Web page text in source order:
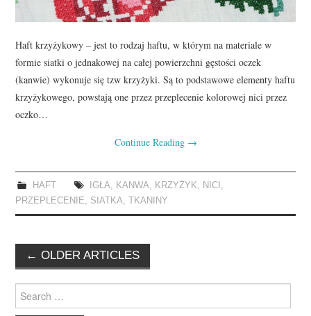
Haft krzyżykowy – jest to rodzaj haftu, w którym na materiale w
formie siatki o jednakowej na całej powierzchni gęstości oczek
(kanwie) wykonuje się tzw krzyżyki. Są to podstawowe elementy haftu
krzyżykowego, powstają one przez przeplecenie kolorowej nici przez
oczko…
Continue Reading →
HAFT IGŁA, KANWA, KRZYŻYK, NICI ,
PRZEPLECENIE, SIATKA, TKANINY
Post
navigation
← OLDER ARTICLES
Search
for: